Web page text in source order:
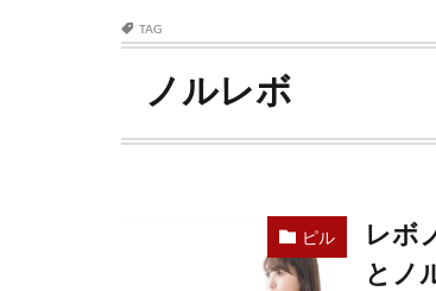
TAG
ノルレボ
ピル
レボ
とノ